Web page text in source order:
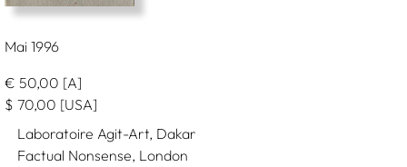
Mai 1996
€ 50,00 [A]
$ 70,00 [USA]
Laboratoire Agit-Art, Dakar
Factual Nonsense, London